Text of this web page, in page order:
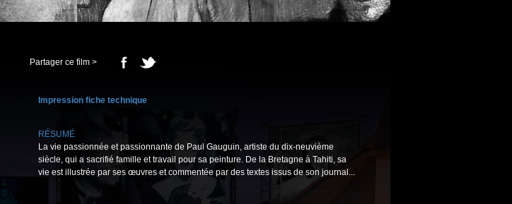
Partager ce film >
Impression fiche technique
RÉSUMÉ
La vie passionnée et passionnante de Paul Gauguin, artiste du dix-neuvième
siècle, qui a sacrifié famille et travail pour sa peinture. De la Bretagne à Tahiti, sa
vie est illustrée par ses œuvres et commentée par des textes issus de son journal...